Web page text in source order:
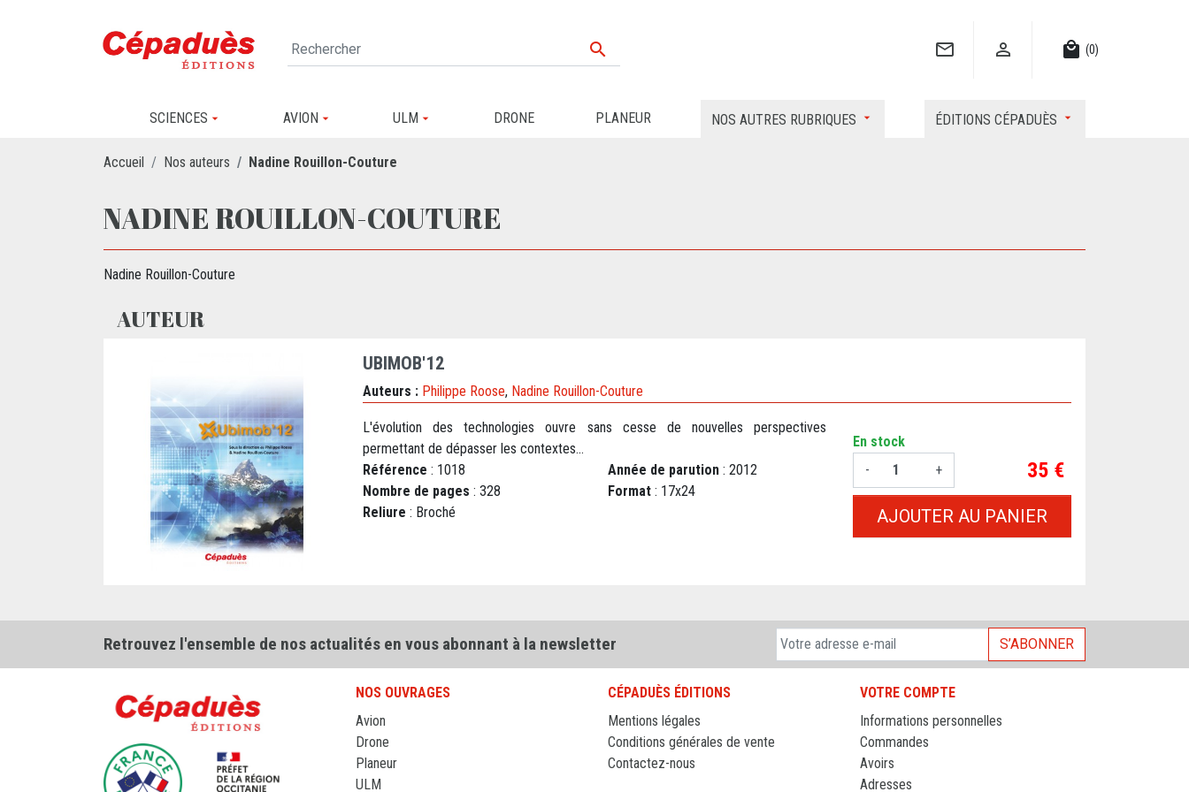
   local_mall (0)
SCIENCES AVION ULM DRONE PLANEUR NOS AUTRES RUBRIQUES ÉDITIONS CÉPADUÈS
Accueil Nos auteurs Nadine Rouillon-Couture
NADINE ROUILLON-COUTURE
Nadine Rouillon-Couture
AUTEUR
UBIMOB'12
Auteurs : Philippe Roose, Nadine Rouillon-Couture
L'évolution des technologies ouvre sans cesse de nouvelles perspectives
permettant de dépasser les contextes...
Référence : 1018 Année de parution : 2012
Nombre de pages : 328 Format : 17x24
Reliure : Broché
En stock
-
+ Prix
35 €
AJOUTER AU PANIER
Retrouvez l'ensemble de nos actualités en vous abonnant à la newsletter S’ABONNER
NOS OUVRAGES
Avion
Drone
Planeur
ULM
CÉPADUÈS ÉDITIONS
Mentions légales
Conditions générales de vente
Contactez-nous
VOTRE COMPTE
Informations personnelles
Commandes
Avoirs
Adresses